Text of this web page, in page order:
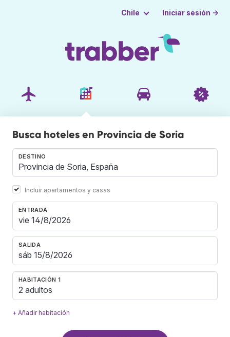
Chile Iniciar sesión →
Busca hoteles en Provincia de Soria
DESTINO
Incluir apartamentos y casas
ENTRADA
SALIDA
HABITACIÓN 1
2 adultos
+ Añadir habitación